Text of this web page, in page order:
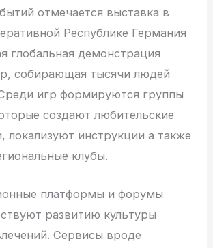
отмечается выставка в
Республике Германия
глобальная демонстрация
собирающая тысячи людей
игр формируются группы
создают любительские
локализуют инструкции а также
клубы.
платформы и форумы
развитию культуры
Сервисы вроде